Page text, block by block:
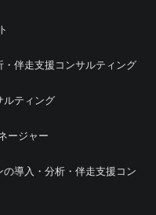
・伴走支援コンサルティング
ルティング
ージャー
の導入・分析・伴走支援コン